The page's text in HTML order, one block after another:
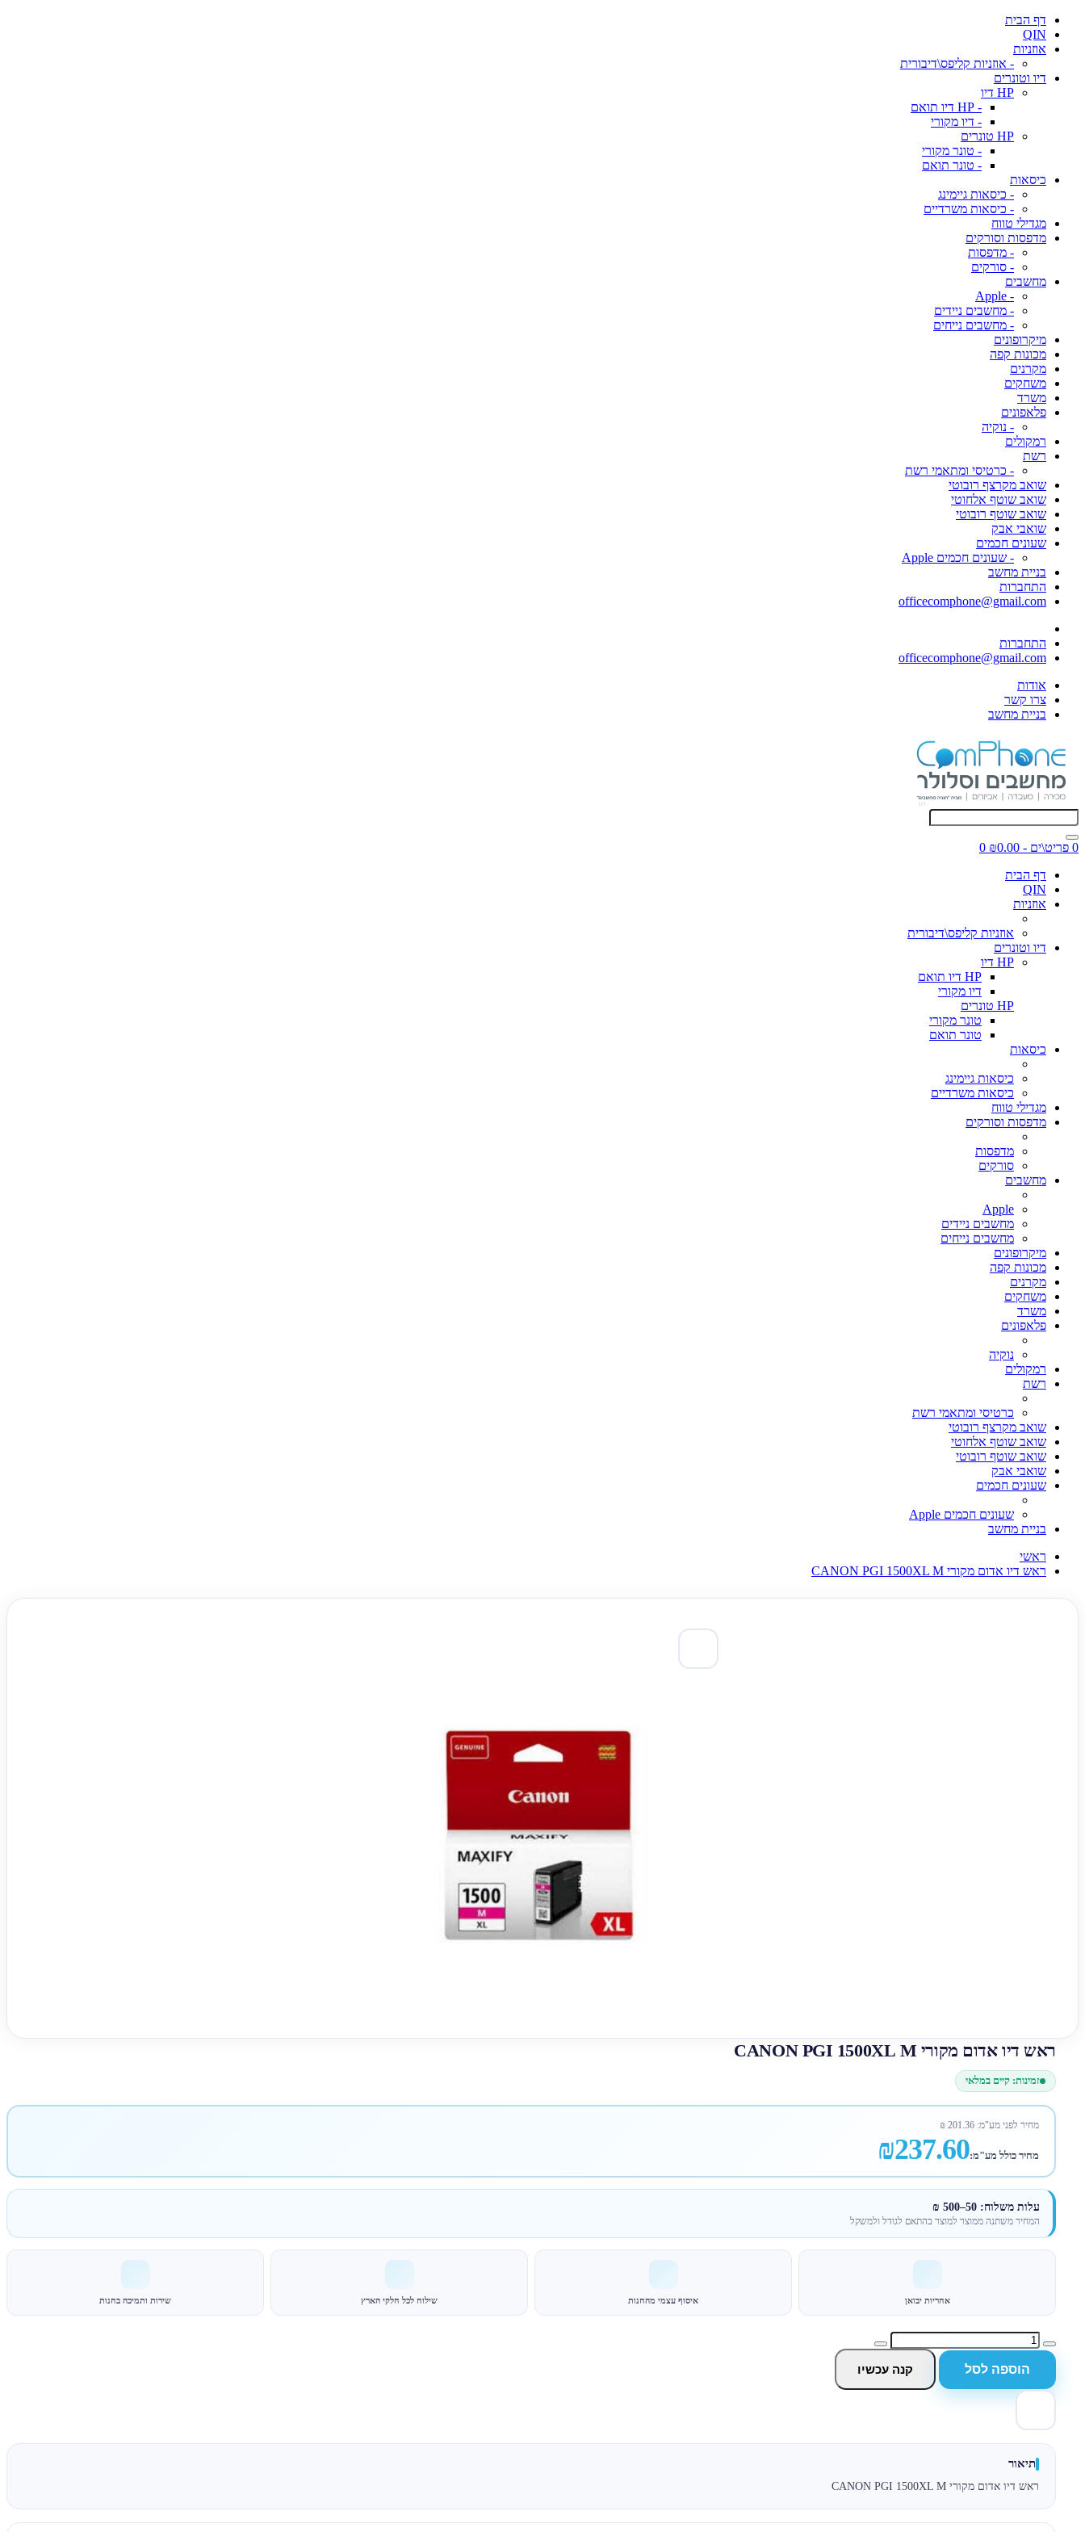
דף הבית
QIN
אוזניות
- אוזניות קליפס\דיבורית
דיו וטונרים
HP דיו
- HP דיו תואם
- דיו מקורי
HP טונרים
- טונר מקורי
- טונר תואם
כיסאות
- כיסאות גיימינג
- כיסאות משרדיים
מגדילי טווח
מדפסות וסורקים
- מדפסות
- סורקים
מחשבים
- Apple
- מחשבים ניידים
- מחשבים נייחים
מיקרופונים
מכונות קפה
מקרנים
משחקים
משרד
פלאפונים
- נוקיה
רמקולים
רשת
- כרטיסי ומתאמי רשת
שואב מקרצף רובוטי
שואב שוטף אלחוטי
שואב שוטף רובוטי
שואבי אבק
שעונים חכמים
- שעונים חכמים Apple
בניית מחשב
התחברות
officecomphone@gmail.com
התחברות
officecomphone@gmail.com
אודות
צרו קשר
בניית מחשב
0 פריט\ים - ₪0.00
0
דף הבית
QIN
אוזניות
אוזניות קליפס\דיבורית
דיו וטונרים
HP דיו
HP דיו תואם
דיו מקורי
HP טונרים
טונר מקורי
טונר תואם
כיסאות
כיסאות גיימינג
כיסאות משרדיים
מגדילי טווח
מדפסות וסורקים
מדפסות
סורקים
מחשבים
Apple
מחשבים ניידים
מחשבים נייחים
מיקרופונים
מכונות קפה
מקרנים
משחקים
משרד
פלאפונים
נוקיה
רמקולים
רשת
כרטיסי ומתאמי רשת
שואב מקרצף רובוטי
שואב שוטף אלחוטי
שואב שוטף רובוטי
שואבי אבק
שעונים חכמים
שעונים חכמים Apple
בניית מחשב
ראשי
ראש דיו אדום מקורי CANON PGI 1500XL M
ראש דיו אדום מקורי CANON PGI 1500XL M
זמינות: קיים במלאי
מחיר לפני מע"מ:201.36
₪
מחיר כולל מע"מ:₪237.60
עלות משלוח: 50–500 ₪
המחיר משתנה ממוצר למוצר בהתאם לגודל ולמשקל
אחריות יבואן איסוף עצמי מהחנות שילוח לכל חלקי הארץ שירות ותמיכה בחנות
הוספה לסל קנה עכשיו
תיאור
ראש דיו אדום מקורי CANON PGI 1500XL M